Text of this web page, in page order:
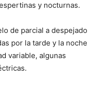
y nocturnas.
de parcial a despejado
por la tarde y la noche
variable, algunas